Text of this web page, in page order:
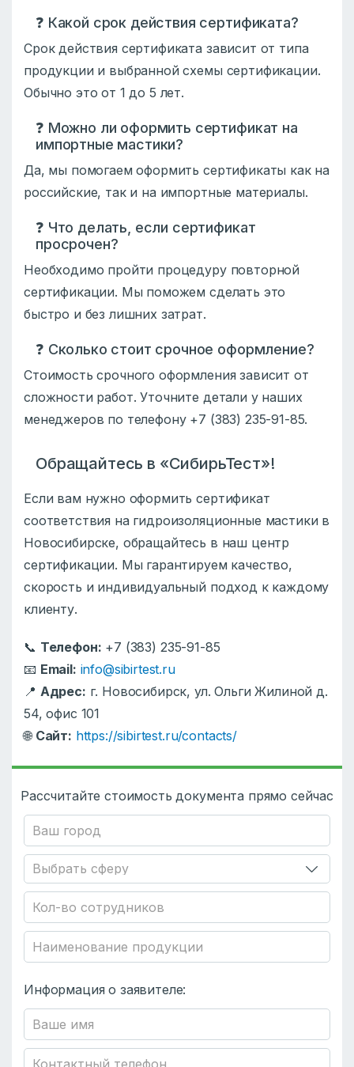
❓ Какой срок действия сертификата?
Срок действия сертификата зависит от типа
продукции и выбранной схемы сертификации.
Обычно это от 1 до 5 лет.
❓ Можно ли оформить сертификат на
импортные мастики?
Да, мы помогаем оформить сертификаты как на
российские, так и на импортные материалы.
❓ Что делать, если сертификат
просрочен?
Необходимо пройти процедуру повторной
сертификации. Мы поможем сделать это
быстро и без лишних затрат.
❓ Сколько стоит срочное оформление?
Стоимость срочного оформления зависит от
сложности работ. Уточните детали у наших
менеджеров по телефону +7 (383) 235-91-85.
Обращайтесь в «СибирьТест»!
Если вам нужно оформить сертификат
соответствия на гидроизоляционные мастики в
Новосибирске, обращайтесь в наш центр
сертификации. Мы гарантируем качество,
скорость и индивидуальный подход к каждому
клиенту.
📞 Телефон: +7 (383) 235-91-85
📧 Email: info@sibirtest.ru
📍 Адрес: г. Новосибирск, ул. Ольги Жилиной д.
54, офис 101
🌐 Сайт: https://sibirtest.ru/contacts/
Рассчитайте стоимость документа прямо сейчас
Информация о заявителе: